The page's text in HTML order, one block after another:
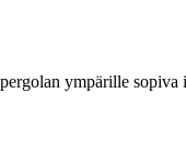
ympärille